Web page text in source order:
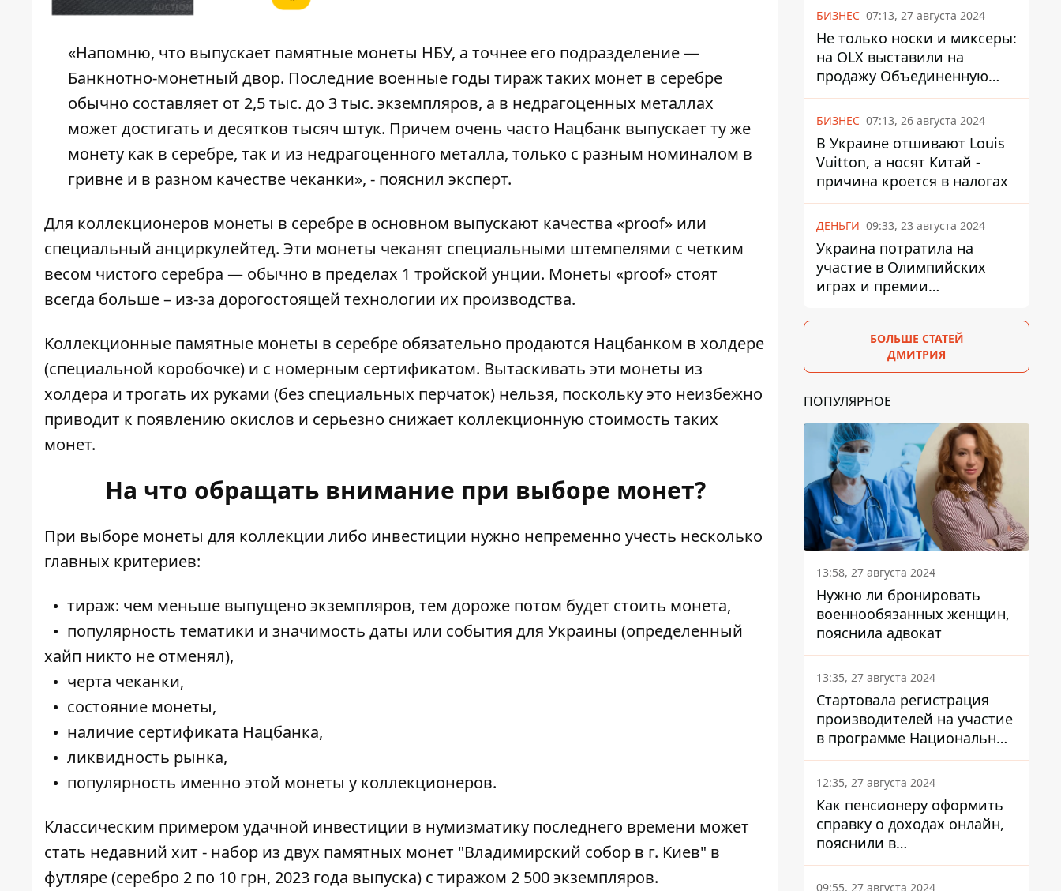
«Напомню, что выпускает памятные монеты НБУ, а точнее его подразделение —
Банкнотно-монетный двор. Последние военные годы тираж таких монет в серебре
обычно составляет от 2,5 тыс. до 3 тыс. экземпляров, а в недрагоценных металлах
может достигать и десятков тысяч штук. Причем очень часто Нацбанк выпускает ту же
монету как в серебре, так и из недрагоценного металла, только с разным номиналом в
гривне и в разном качестве чеканки», - пояснил эксперт.
Для коллекционеров монеты в серебре в основном выпускают качества «proof» или
специальный анциркулейтед. Эти монеты чеканят специальными штемпелями с четким
весом чистого серебра — обычно в пределах 1 тройской унции. Монеты «proof» стоят
всегда больше – из-за дорогостоящей технологии их производства.
Коллекционные памятные монеты в серебре обязательно продаются Нацбанком в холдере
(специальной коробочке) и с номерным сертификатом. Вытаскивать эти монеты из
холдера и трогать их руками (без специальных перчаток) нельзя, поскольку это неизбежно
приводит к появлению окислов и серьезно снижает коллекционную стоимость таких
монет.
На что обращать внимание при выборе монет?
При выборе монеты для коллекции либо инвестиции нужно непременно учесть несколько
главных критериев:
тираж: чем меньше выпущено экземпляров, тем дороже потом будет стоить монета,
популярность тематики и значимость даты или события для Украины (определенный
хайп никто не отменял),
черта чеканки,
состояние монеты,
наличие сертификата Нацбанка,
ликвидность рынка,
популярность именно этой монеты у коллекционеров.
Классическим примером удачной инвестиции в нумизматику последнего времени может
стать недавний хит - набор из двух памятных монет "Владимирский собор в г. Киев" в
футляре (серебро 2 по 10 грн, 2023 года выпуска) с тиражом 2 500 экземпляров.
БИЗНЕС 07:13, 27 августа 2024
Не только носки и миксеры:
на OLX выставили на
продажу Объединенную
Горно-Химическую
Компанию за многие
миллиарды
БИЗНЕС 07:13, 26 августа 2024
В Украине отшивают Louis
Vuitton, а носят Китай -
причина кроется в налогах
ДЕНЬГИ 09:33, 23 августа 2024
Украина потратила на
участие в Олимпийских
играх и премии
БОЛЬШЕ СТАТЕЙ
ДМИТРИЯ
ПОПУЛЯРНОЕ
13:58, 27 августа 2024
Нужно ли бронировать
военнообязанных женщин,
пояснила адвокат
13:35, 27 августа 2024
Стартовала регистрация
производителей на участие
в программе Национальный
кэшбек: как это сделать
через портал Дія
12:35, 27 августа 2024
Как пенсионеру оформить
справку о доходах онлайн,
пояснили в
Минсоцполитики
09:55, 27 августа 2024